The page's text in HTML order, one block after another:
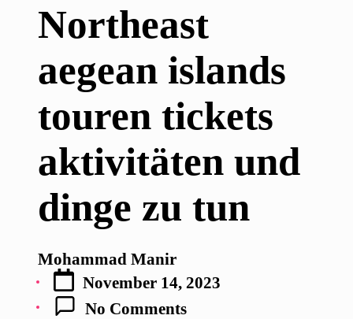
Northeast
aegean islands
touren tickets
aktivitäten und
dinge zu tun
Posted
by
Mohammad Manir
November 14, 2023
No Comments